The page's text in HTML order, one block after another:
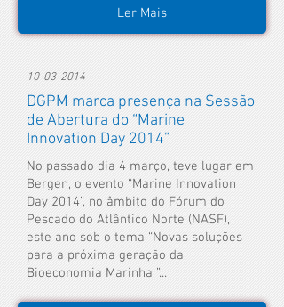
Ler Mais
10-03-2014
DGPM marca presença na Sessão
de Abertura do “Marine
Innovation Day 2014”
No passado dia 4 março, teve lugar em
Bergen, o evento “Marine Innovation
Day 2014”, no âmbito do Fórum do
Pescado do Atlântico Norte (NASF),
este ano sob o tema “Novas soluções
para a próxima geração da
Bioeconomia Marinha ”...